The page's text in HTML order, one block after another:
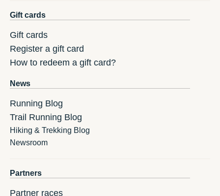
Gift cards
Gift cards
Register a gift card
How to redeem a gift card?
News
Running Blog
Trail Running Blog
Hiking & Trekking Blog
Newsroom
Partners
Partner races